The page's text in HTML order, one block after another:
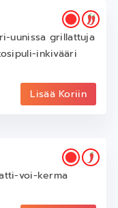
uunissa grillattuja
inkivääri
Lisää Koriin
voi-kerma